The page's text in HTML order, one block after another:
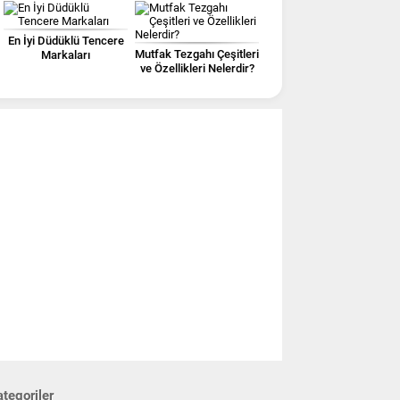
Yenilikçi Fikirler!
En İyi Düdüklü Tencere
Markaları
Mutfak Tezgahı Çeşitleri
ve Özellikleri Nelerdir?